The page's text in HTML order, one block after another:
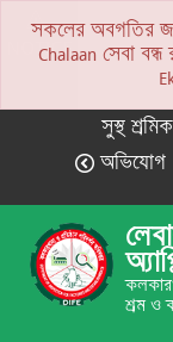
NOTICE
সকলের অবগতির
Chalaan সেবা
সুস্থ
অভিযোগ
শ্রম ও